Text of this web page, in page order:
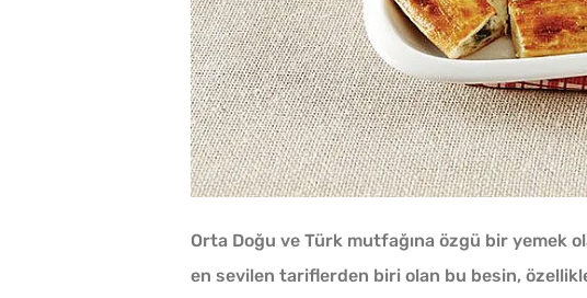
Orta Doğu ve Türk mutfağına özgü bir yemek
en sevilen tariflerden biri olan bu besin,